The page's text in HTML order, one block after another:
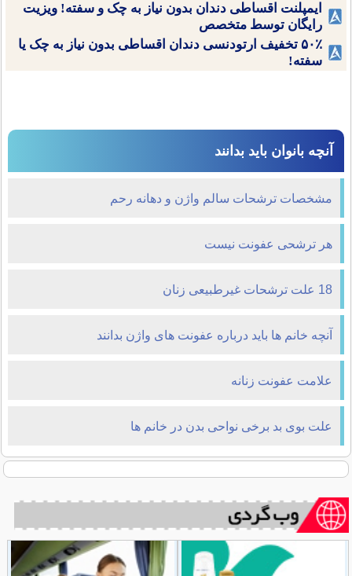
ایمپلنت اقساطی دندان بدون نیاز به چک و سفته! ویزیت
رایگان توسط متخصص
۵۰٪ تخفیف ارتودنسی دندان اقساطی بدون نیاز به چک یا
سفته!
آنچه بانوان باید بدانند
مشخصات ترشحات سالم واژن و دهانه رحم
هر ترشحی عفونت نیست
18 علت ترشحات غیرطبیعی زنان
آنچه خانم ها باید درباره عفونت های واژن بدانند
علامت عفونت زنانه
علت بوی بد برخی نواحی بدن در خانم ها